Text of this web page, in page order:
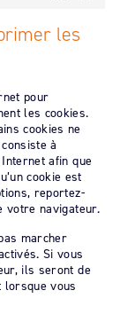
les
pour
les cookies.
cookies ne
à
afin que
cookie est
reportez-
votre navigateur.
marcher
Si vous
ils seront de
lorsque vous